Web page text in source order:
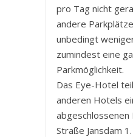
pro Tag nicht
andere
unbedingt
zumindest eine
Parkmöglichkeit.
Das Eye-Hotel
anderen Hotels
Straße Jansdam